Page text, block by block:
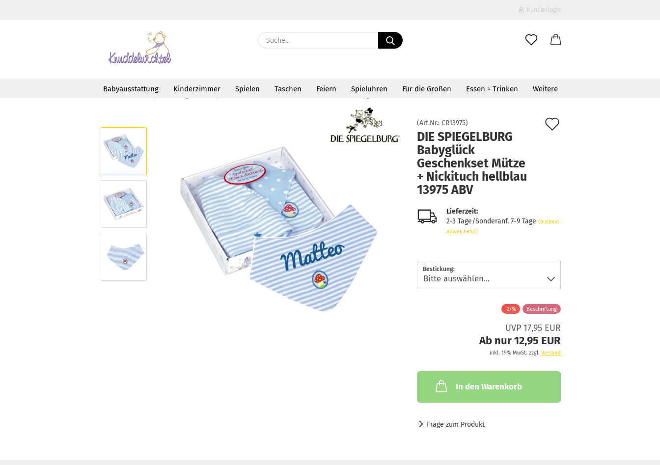
Kundenlogin
Passwort
Konto erstellen
Passwort vergessen?
Suche...
Babyausstattung Kinderzimmer Spielen Taschen Feiern Spieluhren Für die Großen Essen + Trinken Weitere
(Art.Nr.: CR13975)
DIE SPIEGELBURG
Babyglück
Geschenkset Mütze
+ Nickituch hellblau
13975 ABV
Lieferzeit:
2-3 Tage/Sonderanf. 7-9 Tage (Ausland
abweichend)
Bestickung:
-27% Beschriftung
UVP 17,95 EUR
Ab nur 12,95 EUR
inkl. 19% MwSt. zzgl. Versand
In den Warenkorb
Frage zum Produkt